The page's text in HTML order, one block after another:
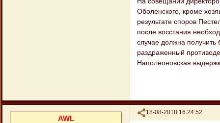
Оболенского, кроме
результате споров
после восстания
случае должна получить
раздраженный
Наполеоновская
Поделиться
18-08-2018 16:24:52
AWL